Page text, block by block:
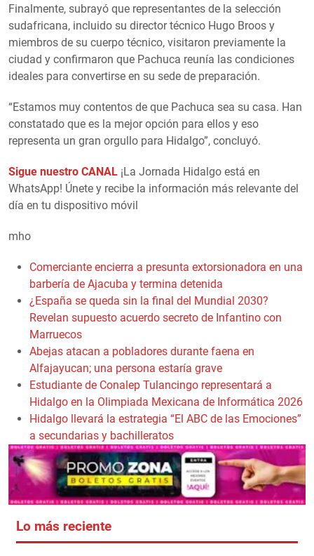
Finalmente, subrayó que representantes de la selección
sudafricana, incluido su director técnico Hugo Broos y
miembros de su cuerpo técnico, visitaron previamente la
ciudad y confirmaron que Pachuca reunía las condiciones
ideales para convertirse en su sede de preparación.
“Estamos muy contentos de que Pachuca sea su casa. Han
constatado que es la mejor opción para ellos y eso
representa un gran orgullo para Hidalgo”, concluyó.
Sigue nuestro CANAL ¡La Jornada Hidalgo está en
WhatsApp! Únete y recibe la información más relevante del
día en tu dispositivo móvil
mho
Comerciante encierra a presunta extorsionadora en una
barbería de Ajacuba y termina detenida
¿España se queda sin la final del Mundial 2030?
Revelan supuesto acuerdo secreto de Infantino con
Marruecos
Abejas atacan a pobladores durante faena en
Alfajayucan; una persona estaría grave
Estudiante de Conalep Tulancingo representará a
Hidalgo en la Olimpiada Mexicana de Informática 2026
Hidalgo llevará la estrategia “El ABC de las Emociones”
a secundarias y bachilleratos
Lo más reciente